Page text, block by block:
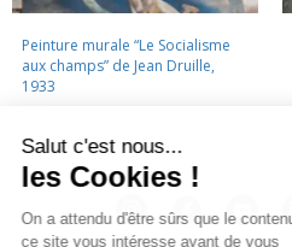
Peinture murale “Le Socialisme
aux champs” de Jean Druille,
1933